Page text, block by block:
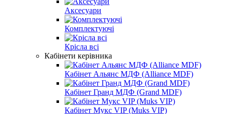
Аксесуари
Комплектуючі
Крісла всі
Кабінети керівника
Кабінет Альянс МДФ (Alliance MDF)
Кабінет Гранд МДФ (Grand MDF)
Кабінет Мукс VIP (Muks VIP)